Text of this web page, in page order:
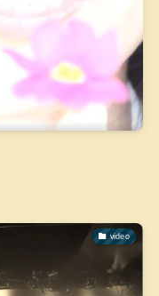
video